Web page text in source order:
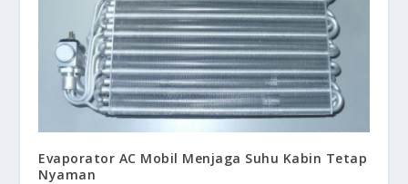
Evaporator AC Mobil Menjaga Suhu Kabin Tetap
Nyaman